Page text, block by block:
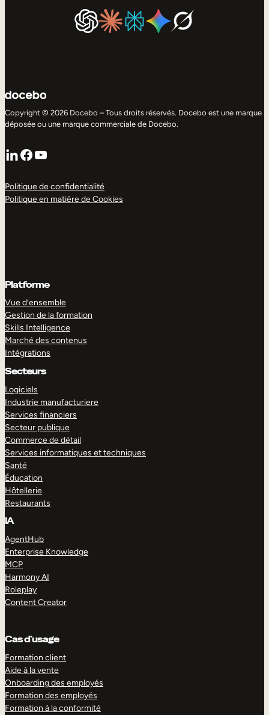
Copyright © 2026 Docebo – Tous droits réservés. Docebo est une marque
déposée ou une marque commerciale de Docebo.
LinkedIn
Facebook
YouTube
Politique de confidentialité
Politique en matière de Cookies
Platforme
Vue d’ensemble
Gestion de la formation
Skills Intelligence
Marché des contenus
Intégrations
Secteurs
Logiciels
Industrie manufacturiere
Services financiers
Secteur publique
Commerce de détail
Services informatiques et techniques
Santé
Éducation
Hôtellerie
Restaurants
IA
AgentHub
Enterprise Knowledge
MCP
Harmony AI
Roleplay
Content Creator
Cas d’usage
Formation client
Aide à la vente
Onboarding des employés
Formation des employés
Formation à la conformité